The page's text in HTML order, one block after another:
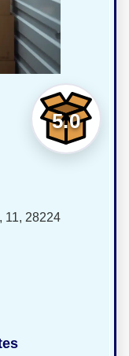
5.0
11, 28224